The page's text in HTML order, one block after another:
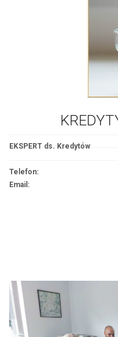
EKSPERT ds. Kredytów
Telefon:
Email: